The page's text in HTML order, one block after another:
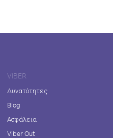
VIBER
Δυνατότητες
Blog
Ασφάλεια
Viber Out